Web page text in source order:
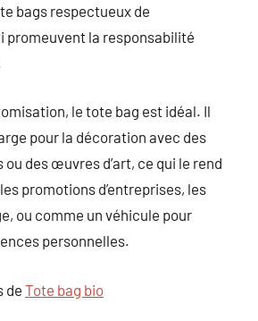
bags respectueux de
promeuvent la responsabilité
le tote bag est idéal. Il
pour la décoration avec des
des œuvres d’art, ce qui le rend
promotions d’entreprises, les
ou comme un véhicule pour
personnelles.
de Tote bag bio